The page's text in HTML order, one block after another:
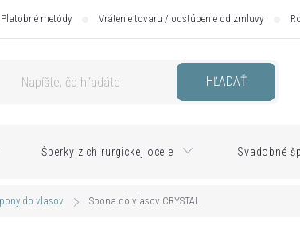
metódy Vrátenie tovaru / odstúpenie od zmluvy
HĽADAŤ
Šperky z chirurgickej ocele Svadobné
do vlasov Spona do vlasov CRYSTAL